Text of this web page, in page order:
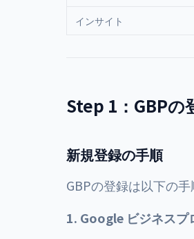
インサイト
Step 1：GBPの
新規登録の手順
GBPの登録は以下の手
1. Google ビジネスプ